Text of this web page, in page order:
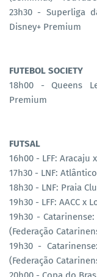
23h30 - Superliga
Disney+ Premium
FUTEBOL SOCIETY
18h00 - Queens
Premium
FUTSAL
16h00 - LFF: Aracaju
17h30 - LNF:
18h30 - LNF: Praia
19h30 - LFF: AACC x
19h30 -
(Federação
19h30 -
(Federação